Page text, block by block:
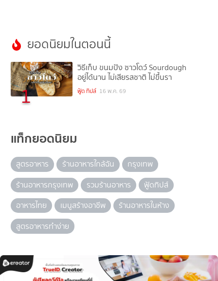
ยอดนิยมในตอนนี้
1
วิธีเก็บ ขนมปัง ซาวโดว์ Sourdough
อยู่ได้นาน ไม่เสียรสชาติ ไม่ขึ้นรา
ฟู้ด ทิปส์ 16 พ.ค. 69
แท็กยอดนิยม
สูตรอาหาร ร้านอาหารใกล้ฉัน
กรุงเทพ
ร้านอาหารกรุงเทพ
รวมร้านอาหาร
ฟู้ดทิปส์
อาหารไทย
เมนูสร้างอาชีพ
ร้านอาหารในห้าง
สูตรอาหารทำง่าย